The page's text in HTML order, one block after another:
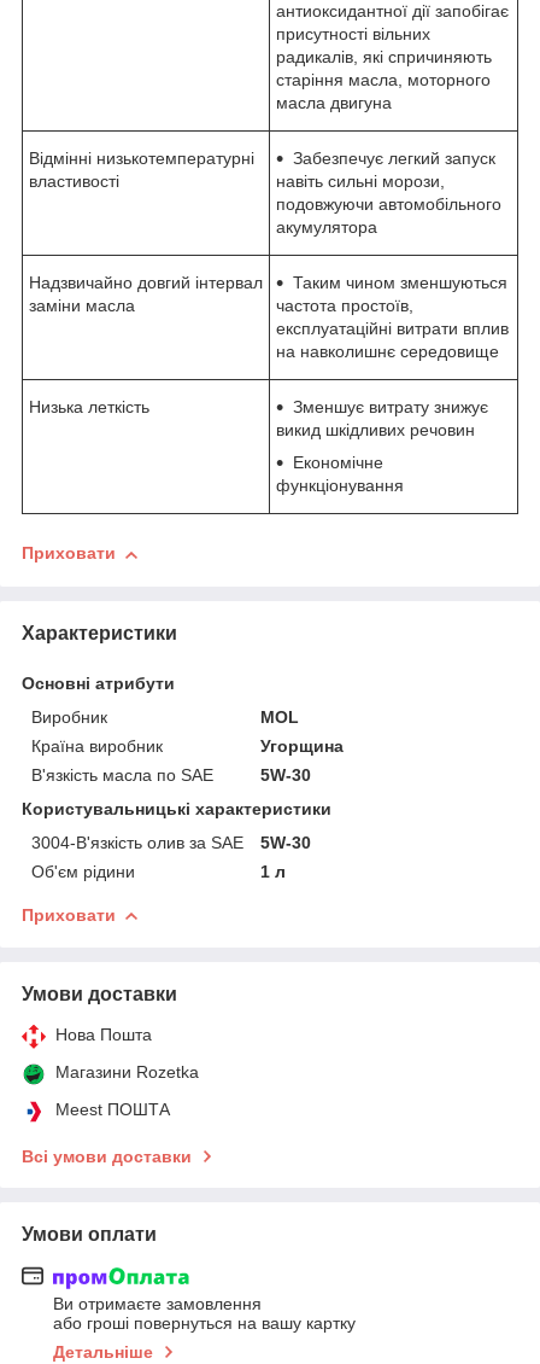
антиоксидантної дії запобігає
присутності вільних
радикалів, які спричиняють
старіння масла, моторного
масла двигуна
Відмінні низькотемпературні
властивості
Забезпечує легкий запуск
навіть сильні морози,
подовжуючи автомобільного
акумулятора
Надзвичайно довгий інтервал
заміни масла
Таким чином зменшуються
частота простоїв,
експлуатаційні витрати вплив
на навколишнє середовище
Низька леткість
Зменшує витрату знижує
викид шкідливих речовин
Економічне
функціонування
Приховати
Характеристики
Основні атрибути
Виробник
MOL
Країна виробник
Угорщина
В'язкість масла по SAE
5W-30
Користувальницькі характеристики
3004-В'язкість олив за SAE
5W-30
Об'єм рідини
1 л
Приховати
Умови доставки
Нова Пошта
Магазини Rozetka
Meest ПОШТА
Всі умови доставки
Умови оплати
Ви отримаєте замовлення
або гроші повернуться на вашу картку
Детальніше